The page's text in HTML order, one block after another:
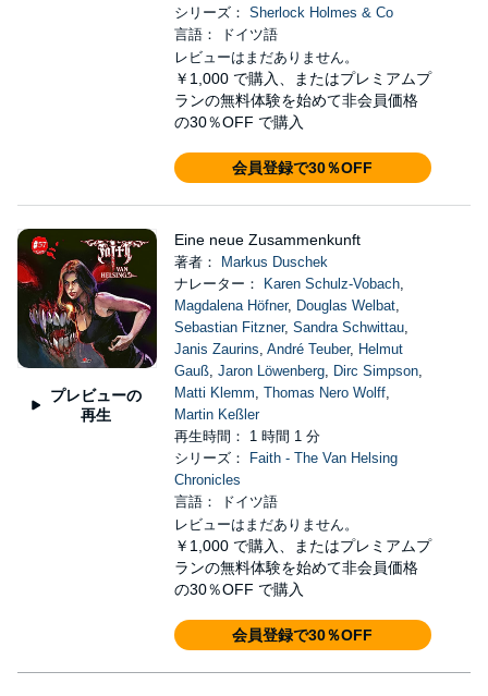
シリーズ： Sherlock Holmes & Co
言語： ドイツ語
レビューはまだありません。
￥1,000 で購入、またはプレミアムプ
ランの無料体験を始めて非会員価格
の30％OFF で購入
会員登録で30％OFF
プレビューの
再生
Eine neue Zusammenkunft
著者：
Markus Duschek
ナレーター：
Karen Schulz-Vobach,
Magdalena Höfner, Douglas Welbat,
Sebastian Fitzner, Sandra Schwittau,
Janis Zaurins, André Teuber, Helmut
Gauß, Jaron Löwenberg, Dirc Simpson,
Matti Klemm, Thomas Nero Wolff,
Martin Keßler
再生時間： 1 時間 1 分
シリーズ：
Faith - The Van Helsing
Chronicles
言語： ドイツ語
レビューはまだありません。
￥1,000 で購入、またはプレミアムプ
ランの無料体験を始めて非会員価格
の30％OFF で購入
会員登録で30％OFF